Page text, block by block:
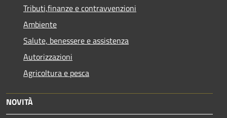
Tributi,finanze e contravvenzioni
Ambiente
Salute, benessere e assistenza
Autorizzazioni
Agricoltura e pesca
NOVITÀ